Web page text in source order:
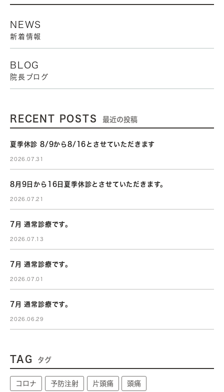
NEWS
新着情報
BLOG
院長ブログ
RECENT POSTS 最近の投稿
夏季休診 8/9から8/16とさせていただきます
2026.07.31
8月9日から16日夏季休診とさせていただきます。
2026.07.21
7月 通常診療です。
2026.07.13
7月 通常診療です。
2026.07.01
7月 通常診療です。
2026.06.29
TAG タグ
コロナ 予防注射 片頭痛 頭痛